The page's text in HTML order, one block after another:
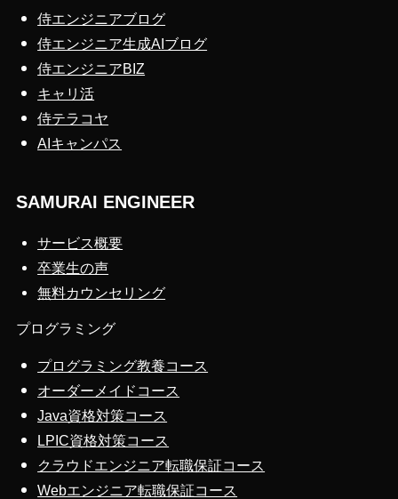
侍エンジニアブログ
侍エンジニア生成AIブログ
侍エンジニアBIZ
キャリ活
侍テラコヤ
AIキャンパス
SAMURAI ENGINEER
サービス概要
卒業生の声
無料カウンセリング
プログラミング
プログラミング教養コース
オーダーメイドコース
Java資格対策コース
LPIC資格対策コース
クラウドエンジニア転職保証コース
Webエンジニア転職保証コース